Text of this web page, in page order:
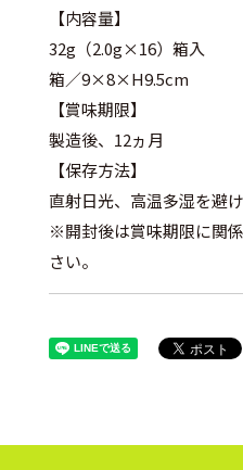
【内容量】
32g（2.0g×16）箱入
箱／9×8×H9.5cm
【賞味期限】
製造後、12ヵ月
【保存方法】
直射日光、高温多湿を避
※開封後は賞味期限に関
さい。